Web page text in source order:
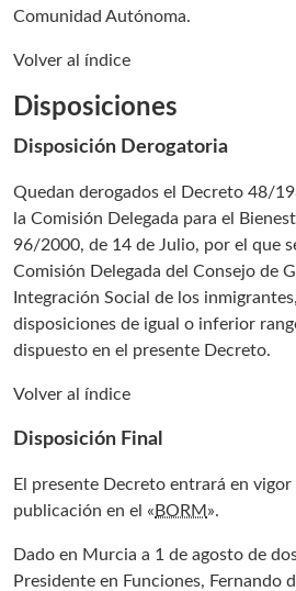
Comunidad Autónoma.
Volver al índice
Disposiciones
Disposición Derogatoria
Quedan derogados el Decreto 48/
la Comisión Delegada para el
96/2000, de 14 de Julio, por el que
Comisión Delegada del Consejo de
Integración Social de los
disposiciones de igual o inferior
dispuesto en el presente Decreto.
Volver al índice
Disposición Final
El presente Decreto entrará en
publicación en el « BORM ».
Dado en Murcia a 1 de agosto de
Presidente en Funciones, Fernando